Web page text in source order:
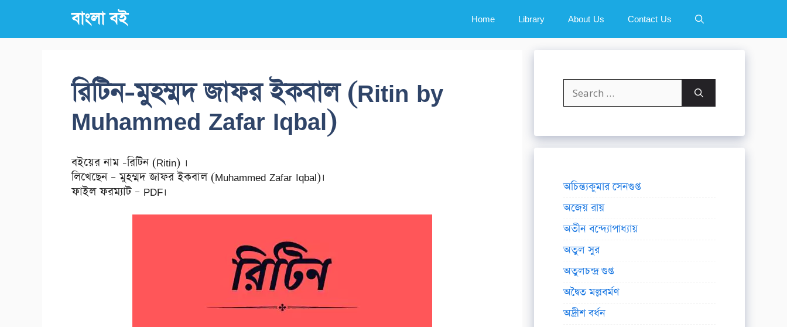
content
বাংলা বই Home Library About Us Contact Us
রিটিন-মুহম্মদ জাফর ইকবাল (Ritin by
Muhammed Zafar Iqbal)
বইয়ের নাম -রিটিন (Ritin) ।
লিখেছেন – মুহম্মদ জাফর ইকবাল (Muhammed Zafar Iqbal)।
ফাইল ফরম্যাট – PDF।
Search
for:
অচিন্ত্যকুমার সেনগুপ্ত
অজেয় রায়
অতীন বন্দ্যোপাধ্যায়
অতুল সুর
অতুলচন্দ্র গুপ্ত
অদ্বৈত মল্লবর্মণ
অদ্রীশ বর্ধন